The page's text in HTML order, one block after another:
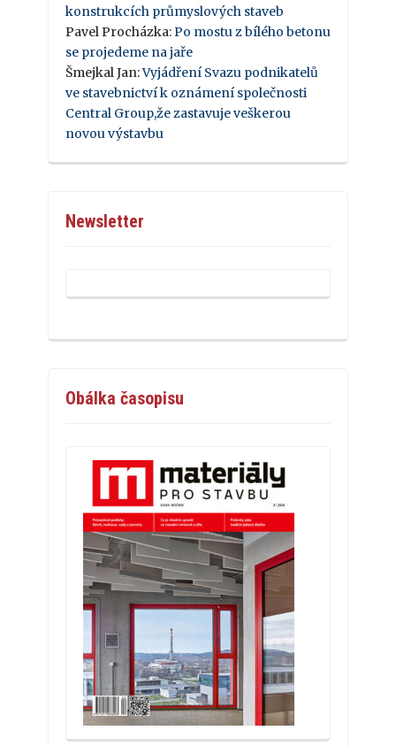
konstrukcích průmyslových staveb
Pavel Procházka: Po mostu z bílého betonu
se projedeme na jaře
Šmejkal Jan:Vyjádření Svazu podnikatelů
ve stavebnictví k oznámení společnosti
Central Group,že zastavuje veškerou
novou výstavbu
Newsletter
Obálka časopisu